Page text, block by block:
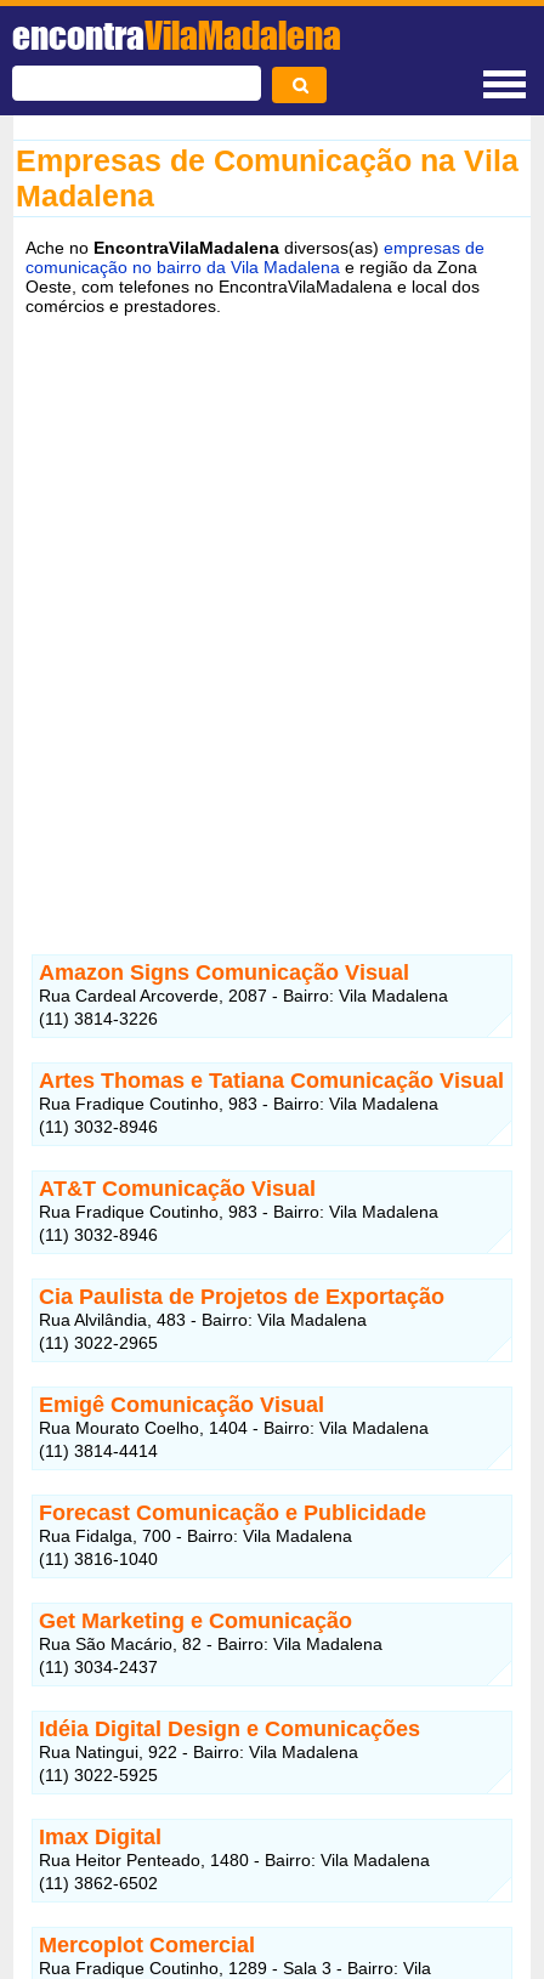
encontraVilaMadalena
Empresas de Comunicação na Vila
Madalena
Ache no EncontraVilaMadalena diversos(as)empresas de
comunicação no bairro da Vila Madalena e região da Zona
Oeste, com telefones no EncontraVilaMadalena e local dos
comércios e prestadores.
Amazon Signs Comunicação Visual
Rua Cardeal Arcoverde, 2087 - Bairro: Vila Madalena
(11) 3814-3226
Artes Thomas e Tatiana Comunicação Visual
Rua Fradique Coutinho, 983 - Bairro: Vila Madalena
(11) 3032-8946
AT&T Comunicação Visual
Rua Fradique Coutinho, 983 - Bairro: Vila Madalena
(11) 3032-8946
Cia Paulista de Projetos de Exportação
Rua Alvilândia, 483 - Bairro: Vila Madalena
(11) 3022-2965
Emigê Comunicação Visual
Rua Mourato Coelho, 1404 - Bairro: Vila Madalena
(11) 3814-4414
Forecast Comunicação e Publicidade
Rua Fidalga, 700 - Bairro: Vila Madalena
(11) 3816-1040
Get Marketing e Comunicação
Rua São Macário, 82 - Bairro: Vila Madalena
(11) 3034-2437
Idéia Digital Design e Comunicações
Rua Natingui, 922 - Bairro: Vila Madalena
(11) 3022-5925
Imax Digital
Rua Heitor Penteado, 1480 - Bairro: Vila Madalena
(11) 3862-6502
Mercoplot Comercial
Rua Fradique Coutinho, 1289 - Sala 3 - Bairro: Vila